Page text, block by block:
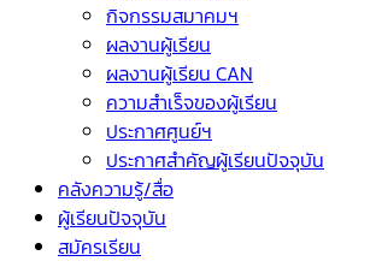
กิจกรรมสมาคมฯ
ผลงานผู้เรียน
ผลงานผู้เรียน CAN
ความสำเร็จของผู้เรียน
ประกาศศูนย์ฯ
ประกาศสำคัญผู้เรียนปัจจุบัน
คลังความรู้/สื่อ
ผู้เรียนปัจจุบัน
สมัครเรียน